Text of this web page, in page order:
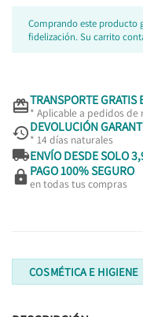
Comprando este producto
fidelización. Su carrito
TRANSPORTE GRATIS
* Aplicable a pedidos de
DEVOLUCIÓN
* 14 días naturales
ENVÍO DESDE SOLO
 PAGO 100% SEGURO
en todas tus compras
COSMÉTICA E HIGIENE